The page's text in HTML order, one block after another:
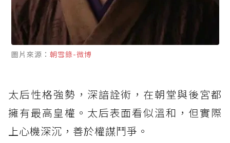
圖片來源： 朝雪錄-微博
太后性格強勢，深諳詮術，在朝堂與後宮都
擁有最高皇權。太后表面看似溫和，但實際
上心機深沉，善於權謀鬥爭。